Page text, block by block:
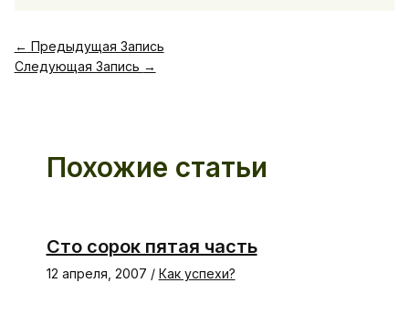
← Предыдущая Запись
Следующая Запись →
Похожие статьи
Сто сорок пятая часть
12 апреля, 2007 / Как успехи?